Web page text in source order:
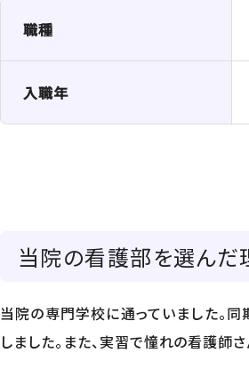
職種
入職年
当院の看護部を選んだ
当院の専門学校に通っていました。
しました。また、実習で憧れの看護師